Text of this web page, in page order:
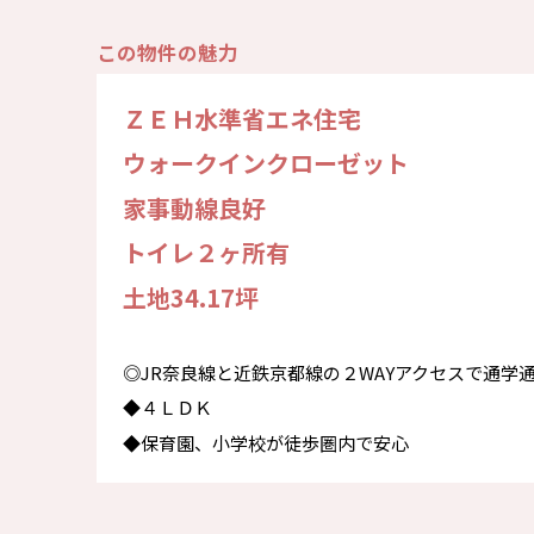
この物件の魅力
ＺＥＨ水準省エネ住宅
ウォークインクローゼット
家事動線良好
トイレ２ヶ所有
土地34.17坪
◎JR奈良線と近鉄京都線の２WAYアクセスで通学
◆４ＬＤＫ
◆保育園、小学校が徒歩圏内で安心